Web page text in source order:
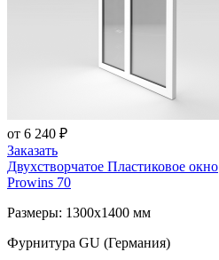
от 6 240 ₽
Заказать
Двухстворчатое Пластиковое окно
Prowins 70
Размеры: 1300x1400 мм
Фурнитура GU (Германия)